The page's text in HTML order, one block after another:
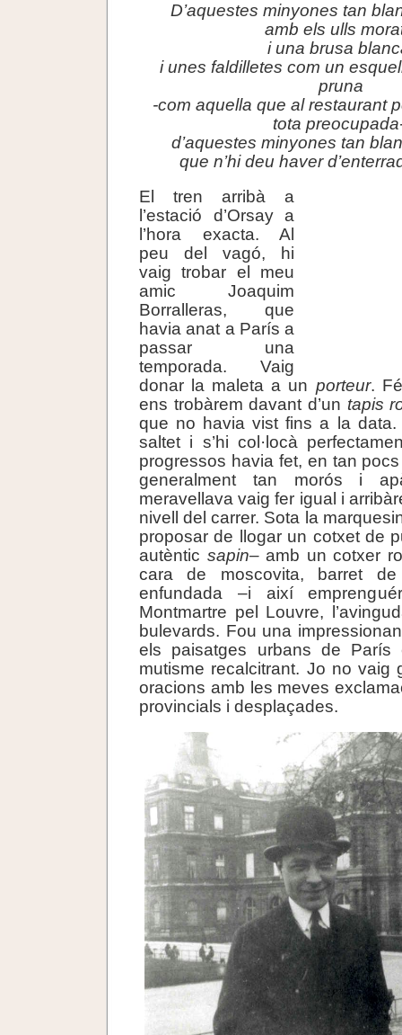
D’aquestes minyones tan
amb els ulls
i una brusa
i unes faldilletes com un
pruna
-com aquella que al restaurant
tota
d’aquestes minyones tan
que n’hi deu haver
El tren arribà a
l’estació d’Orsay a
l’hora exacta. Al
peu del vagó, hi
vaig trobar el meu
amic Joaquim
Borralleras, que
havia anat a París a
passar una
temporada. Vaig
donar la maleta a un porteur.
ens trobàrem davant d’un tapis
que no havia vist fins a la
saltet i s’hi col·locà
progressos havia fet, en tan
generalment tan morós i
meravellava vaig fer igual i
nivell del carrer. Sota la
proposar de llogar un cotxet de
autèntic sapin–amb un cotxer
cara de moscovita, barret
enfundada –i així
Montmartre pel Louvre,
bulevards. Fou una
els paisatges urbans de
mutisme recalcitrant. Jo no vaig
oracions amb les meves
provincials i desplaçades.